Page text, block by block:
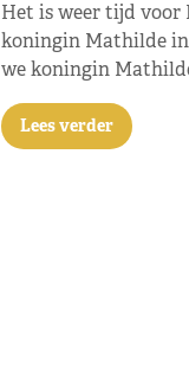
Het is weer tijd voor
koningin Mathilde
we koningin
Lees verder